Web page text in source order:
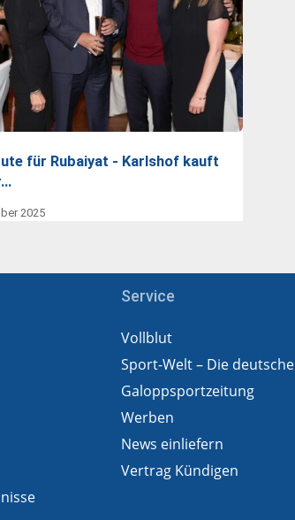
für Rubaiyat - Karlshof kauft
2025
Service
Vollblut
Sport-Welt – Die deutsche
Galoppsportzeitung
Werben
News einliefern
Vertrag Kündigen